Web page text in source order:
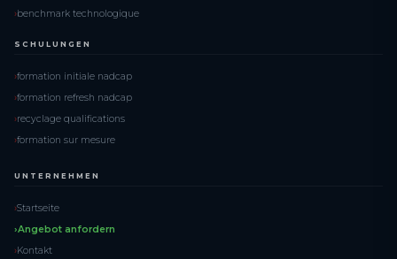
benchmark technologique
SCHULUNGEN
formation initiale nadcap
formation refresh nadcap
recyclage qualifications
formation sur mesure
UNTERNEHMEN
Startseite
Angebot anfordern
Kontakt